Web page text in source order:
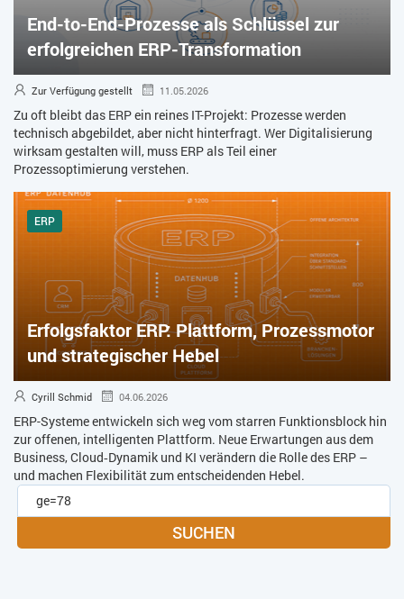
End-to-End-Prozesse als Schlüssel zur
erfolgreichen ERP-Transformation
Zur Verfügung gestellt 11.05.2026
Zu oft bleibt das ERP ein reines IT-Projekt: Prozesse werden
technisch abgebildet, aber nicht hinterfragt. Wer Digitalisierung
wirksam gestalten will, muss ERP als Teil einer
Prozessoptimierung verstehen.
ERP
Erfolgsfaktor ERP: Plattform, Prozessmotor
und strategischer Hebel
Cyrill Schmid 04.06.2026
ERP-Systeme entwickeln sich weg vom starren Funktionsblock hin
zur offenen, intelligenten Plattform. Neue Erwartungen aus dem
Business, Cloud‑Dynamik und KI verändern die Rolle des ERP –
und machen Flexibilität zum entscheidenden Hebel.
SUCHEN